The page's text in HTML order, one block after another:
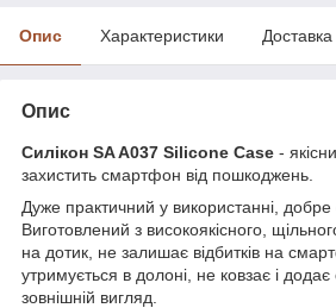
Опис Характеристики Доставка
Опис
Силікон SA A037 Silicone Case -
захистить смартфон від пошкоджень.
Дуже практичний у використанні, добре
Виготовлений з високоякісного,
на дотик, не залишає відбитків на
утримується в долоні, не ковзає і
зовнішній вигляд.